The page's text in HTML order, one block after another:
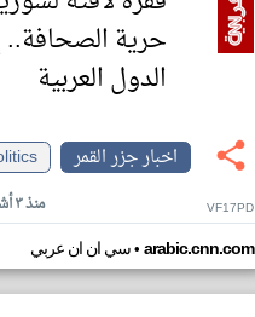
حرية الصحافة..
الدول العربية
اخبار جزر القمر
منذ ٣ أشهر VF17PD
سي ان ان عربي• arabic.cnn.com